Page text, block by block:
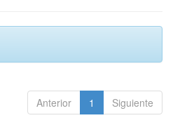
Anterior 1 Siguiente